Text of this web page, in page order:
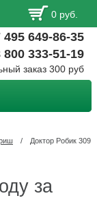
0 руб.
495 649-86-35
800 333-51-19
заказ 300 руб
/
Доктор Робик 309
за